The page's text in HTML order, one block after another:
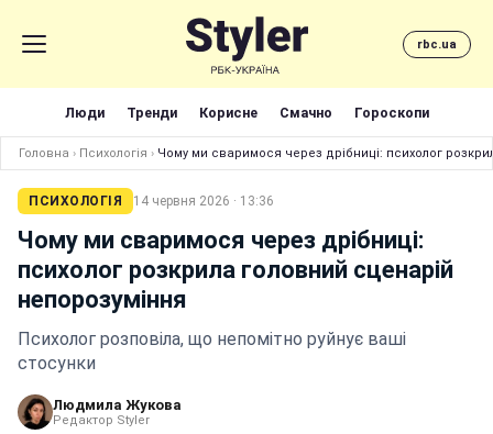
rbc.ua
Люди Тренди Корисне Смачно Гороскопи
Головна › Психологія › Чому ми сваримося через дрібниці: психолог
ПСИХОЛОГІЯ 14 червня 2026 · 13:36
Чому ми сваримося через дрібниці:
психолог розкрила головний сценарій
непорозуміння
Психолог розповіла, що непомітно руйнує ваші
стосунки
Людмила Жукова
Редактор Styler